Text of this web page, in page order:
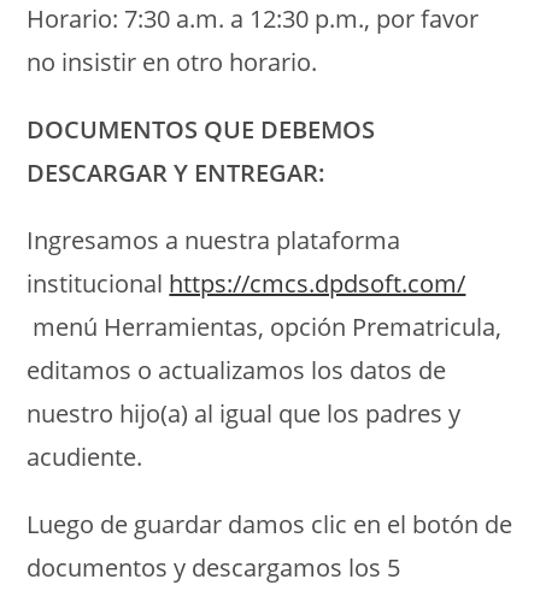
Horario: 7:30 a.m. a 12:30 p.m., por favor
no insistir en otro horario.
DOCUMENTOS QUE DEBEMOS
DESCARGAR Y ENTREGAR:
Ingresamos a nuestra plataforma
institucional https://cmcs.dpdsoft.com/
menú Herramientas, opción Prematricula,
editamos o actualizamos los datos de
nuestro hijo(a) al igual que los padres y
acudiente.
Luego de guardar damos clic en el botón de
documentos y descargamos los 5